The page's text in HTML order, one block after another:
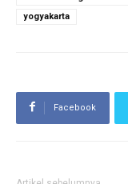
yogyakarta
Facebook